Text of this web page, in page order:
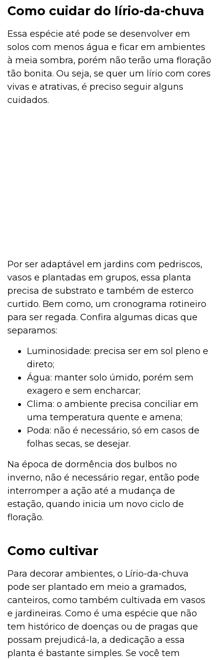
Como cuidar do lírio-da-chuva
Essa espécie até pode se desenvolver em
solos com menos água e ficar em ambientes
à meia sombra, porém não terão uma floração
tão bonita. Ou seja, se quer um lírio com cores
vivas e atrativas, é preciso seguir alguns
cuidados.
Por ser adaptável em jardins com pedriscos,
vasos e plantadas em grupos, essa planta
precisa de substrato e também de esterco
curtido. Bem como, um cronograma rotineiro
para ser regada. Confira algumas dicas que
separamos:
Luminosidade: precisa ser em sol pleno e
direto;
Água: manter solo úmido, porém sem
exagero e sem encharcar;
Clima: o ambiente precisa conciliar em
uma temperatura quente e amena;
Poda: não é necessário, só em casos de
folhas secas, se desejar.
Na época de dormência dos bulbos no
inverno, não é necessário regar, então pode
interromper a ação até a mudança de
estação, quando inicia um novo ciclo de
floração.
Como cultivar
Para decorar ambientes, o Lírio-da-chuva
pode ser plantado em meio a gramados,
canteiros, como também cultivada em vasos
e jardineiras. Como é uma espécie que não
tem histórico de doenças ou de pragas que
possam prejudicá-la, a dedicação a essa
planta é bastante simples. Se você tem